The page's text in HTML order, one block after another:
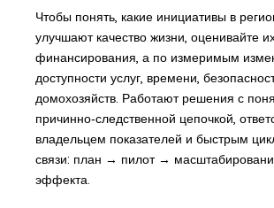
Чтобы понять, какие инициативы в
улучшают качество жизни, оценивайте
финансирования, а по измеримым
доступности услуг, времени,
домохозяйств. Работают решения с
причинно‑следственной цепочкой,
владельцем показателей и быстрым
связи: план → пилот →
эффекта.